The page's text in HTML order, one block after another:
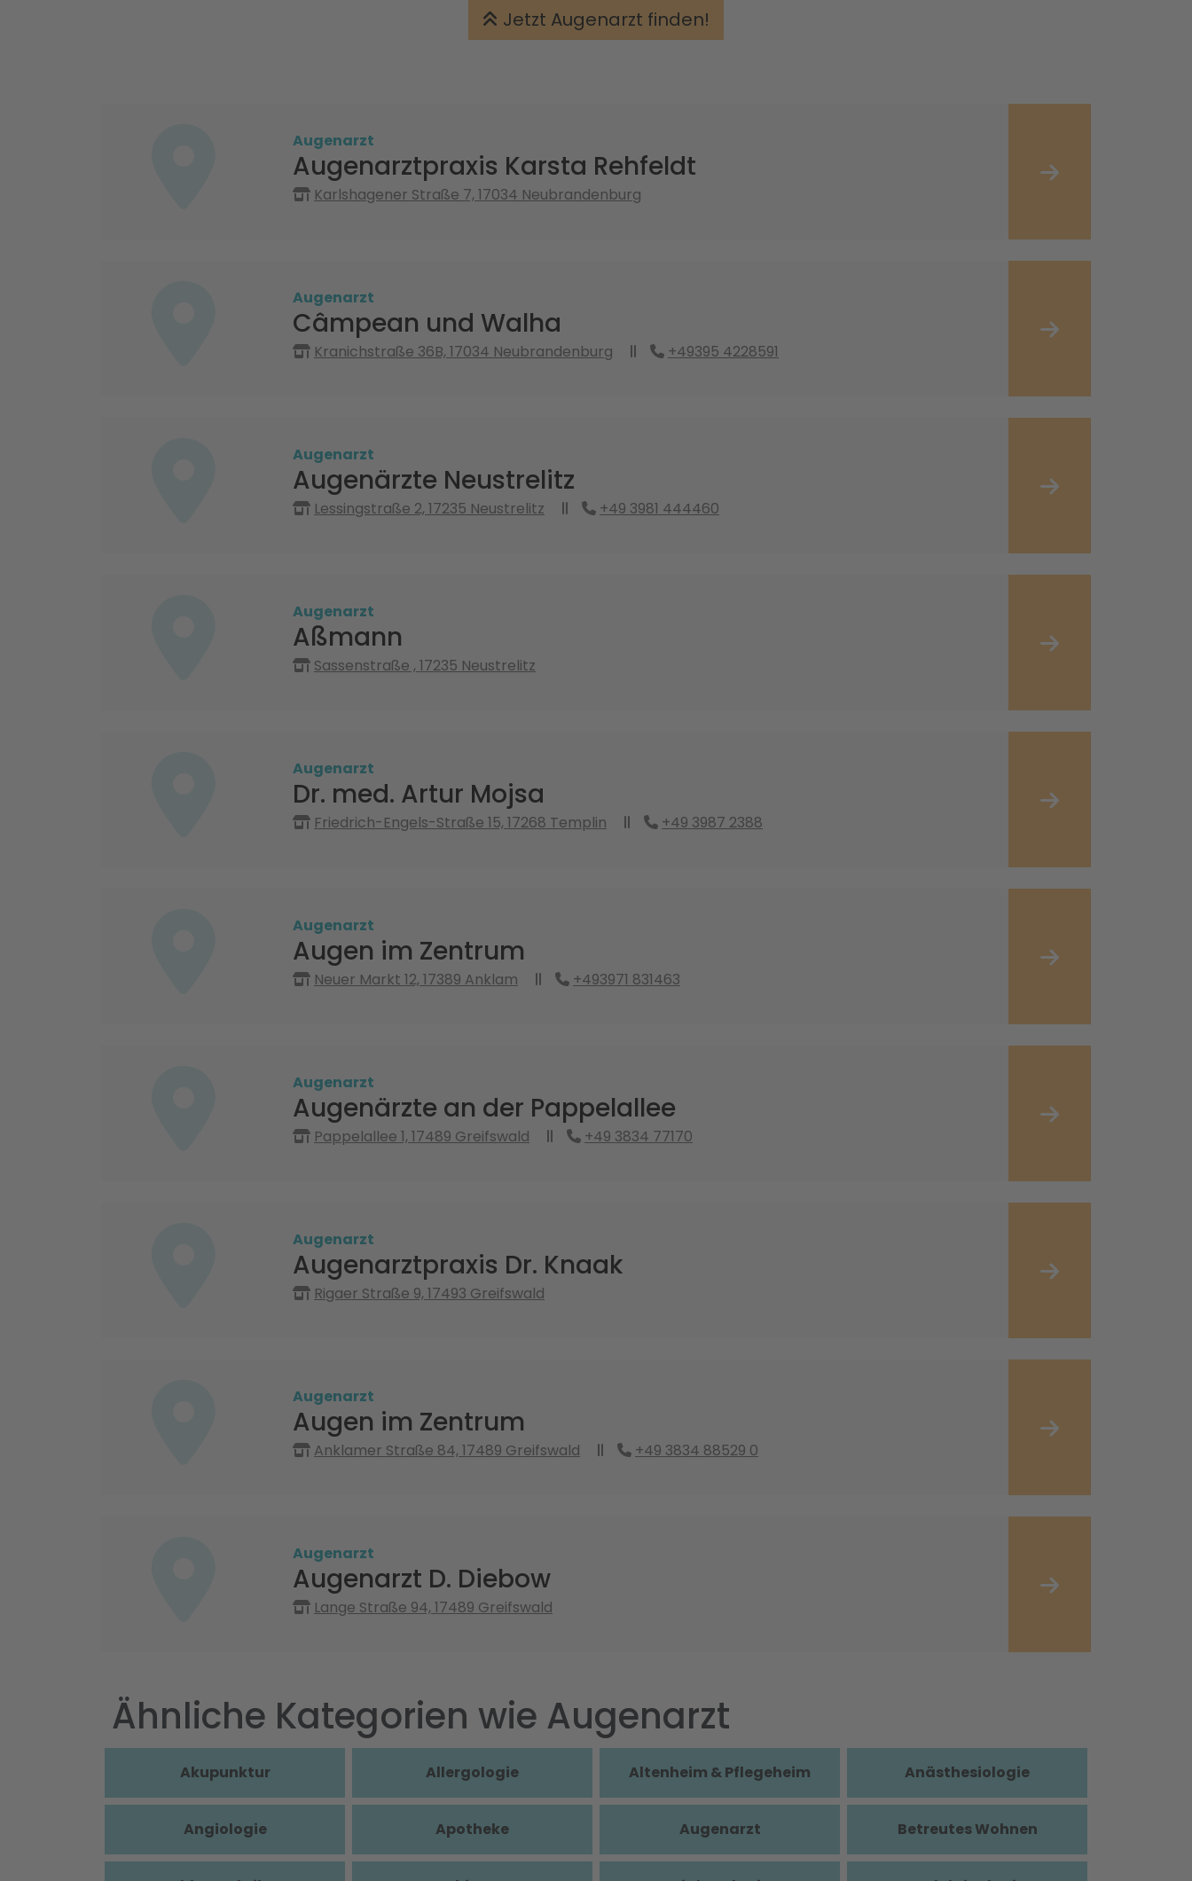
Jetzt Augenarzt finden!
Augenarzt
Augenarztpraxis Karsta Rehfeldt
Karlshagener Straße 7, 17034 Neubrandenburg
Augenarzt
Câmpean und Walha
Kranichstraße 36B, 17034 Neubrandenburg +49395 4228591
Augenarzt
Augenärzte Neustrelitz
Lessingstraße 2, 17235 Neustrelitz +49 3981 444460
Augenarzt
Aßmann
Sassenstraße , 17235 Neustrelitz
Augenarzt
Dr. med. Artur Mojsa
Friedrich-Engels-Straße 15, 17268 Templin +49 3987 2388
Augenarzt
Augen im Zentrum
Neuer Markt 12, 17389 Anklam +493971 831463
Augenarzt
Augenärzte an der Pappelallee
Pappelallee 1, 17489 Greifswald +49 3834 77170
Augenarzt
Augenarztpraxis Dr. Knaak
Rigaer Straße 9, 17493 Greifswald
Augenarzt
Augen im Zentrum
Anklamer Straße 84, 17489 Greifswald +49 3834 88529 0
Augenarzt
Augenarzt D. Diebow
Lange Straße 94, 17489 Greifswald
Ähnliche Kategorien wie Augenarzt
Akupunktur Allergologie Altenheim & Pflegeheim Anästhesiologie
Angiologie Apotheke Augenarzt Betreutes Wohnen